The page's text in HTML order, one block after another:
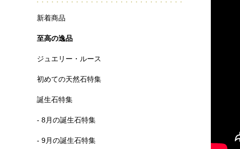
新着商品
至高の逸品
ジュエリー・ルース
初めての天然石特集
誕生石特集
- 8月の誕生石特集
- 9月の誕生石特集